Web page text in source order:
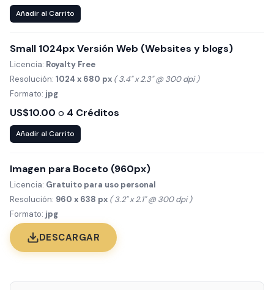
Añadir al Carrito
Small 1024px Versión Web (Websites y blogs)
Licencia: Royalty Free
Resolución: 1024 x 680 px ( 3.4" x 2.3" @ 300 dpi )
Formato: jpg
US$10.00 o 4 Créditos
Añadir al Carrito
Imagen para Boceto (960px)
Licencia: Gratuito para uso personal
Resolución: 960 x 638 px ( 3.2" x 2.1" @ 300 dpi )
Formato: jpg
DESCARGAR